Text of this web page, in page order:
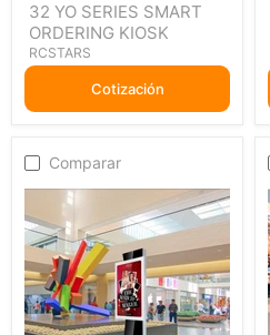
YO
SERIES
SMART
ORDERING
32 YO SERIES SMART
ORDERING KIOSK
RCSTARS
Cotización
Comparar